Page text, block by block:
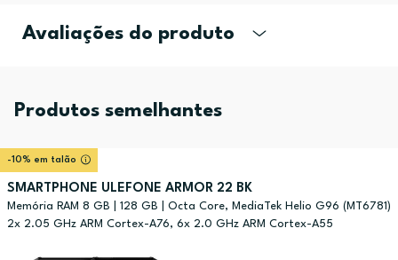
Avaliações do produto
Produtos semelhantes
-10% em talão
SMARTPHONE ULEFONE ARMOR 22 BK
Memória RAM 8 GB | 128 GB | Octa Core, MediaTek Helio G96 (MT6781)
2x 2.05 GHz ARM Cortex-A76, 6x 2.0 GHz ARM Cortex-A55